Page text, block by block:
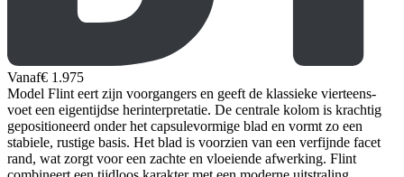
Vanaf€ 1.975
Model Flint eert zijn voorgangers en geeft de klassieke vierteens-
voet een eigentijdse herinterpretatie. De centrale kolom is krachtig
gepositioneerd onder het capsulevormige blad en vormt zo een
stabiele, rustige basis. Het blad is voorzien van een verfijnde facet
rand, wat zorgt voor een zachte en vloeiende afwerking. Flint